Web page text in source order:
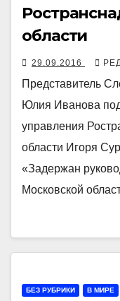
области
29.09.2016
Представитель
Юлия Иванова
управления
области Игоря
«Задержан
Московской
БЕЗ РУБРИКИ В МИРЕ